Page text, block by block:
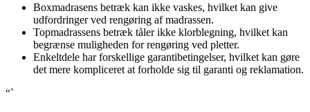
Boxmadrasens betræk kan ikke vaskes, hvilket kan give
udfordringer ved rengøring af madrassen.
Topmadrassens betræk tåler ikke klorblegning, hvilket kan
begrænse muligheden for rengøring ved pletter.
Enkeltdele har forskellige garantibetingelser, hvilket kan gøre
det mere kompliceret at forholde sig til garanti og reklamation.
“`